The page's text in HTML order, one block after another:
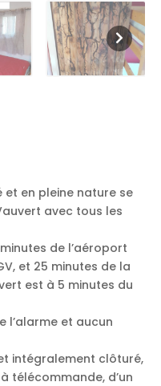
et en pleine nature se
avec tous les
de l’aéroport
et 25 minutes de la
est à 5 minutes du
l’alarme et aucun
intégralement clôturé,
télécommande, d’un